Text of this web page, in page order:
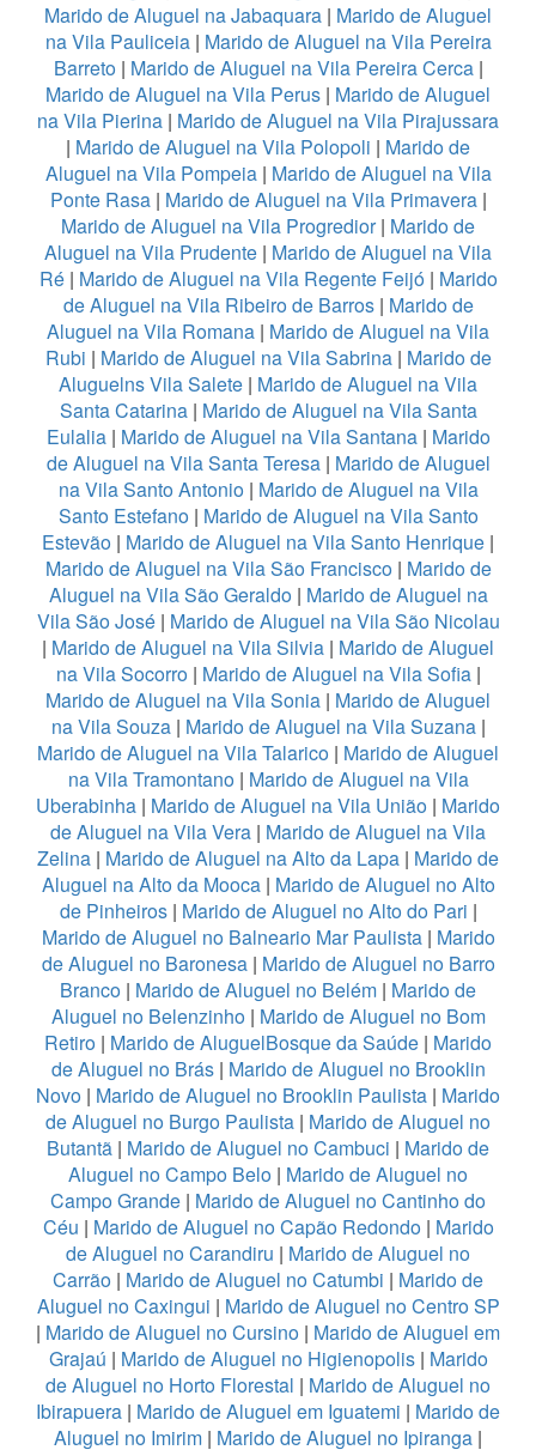
Marido de Aluguel na Jabaquara | Marido de Aluguel
na Vila Pauliceia| Marido de Aluguel na Vila Pereira
Barreto| Marido de Aluguel na Vila Pereira Cerca|
Marido de Aluguel na Vila Perus | Marido de Aluguel
na Vila Pierina | Marido de Aluguel na Vila Pirajussara
| Marido de Aluguel na Vila Polopoli | Marido de
Aluguel na Vila Pompeia| Marido de Aluguel na Vila
Ponte Rasa| Marido de Aluguel na Vila Primavera|
Marido de Aluguel na Vila Progredior| Marido de
Aluguel na Vila Prudente | Marido de Aluguel na Vila
Ré| Marido de Aluguel na Vila Regente Feijó| Marido
de Aluguel na Vila Ribeiro de Barros| Marido de
Aluguel na Vila Romana | Marido de Aluguel na Vila
Rubi | Marido de Aluguel na Vila Sabrina| Marido de
Aluguelns Vila Salete | Marido de Aluguel na Vila
Santa Catarina| Marido de Aluguel na Vila Santa
Eulalia| Marido de Aluguel na Vila Santana| Marido
de Aluguel na Vila Santa Teresa| Marido de Aluguel
na Vila Santo Antonio| Marido de Aluguel na Vila
Santo Estefano| Marido de Aluguel na Vila Santo
Estevão | Marido de Aluguel na Vila Santo Henrique |
Marido de Aluguel na Vila São Francisco| Marido de
Aluguel na Vila São Geraldo| Marido de Aluguel na
Vila São José| Marido de Aluguel na Vila São Nicolau
| Marido de Aluguel na Vila Silvia | Marido de Aluguel
na Vila Socorro| Marido de Aluguel na Vila Sofia|
Marido de Aluguel na Vila Sonia | Marido de Aluguel
na Vila Souza| Marido de Aluguel na Vila Suzana|
Marido de Aluguel na Vila Talarico | Marido de Aluguel
na Vila Tramontano| Marido de Aluguel na Vila
Uberabinha | Marido de Aluguel na Vila União | Marido
de Aluguel na Vila Vera | Marido de Aluguel na Vila
Zelina | Marido de Aluguel na Alto da Lapa | Marido de
Aluguel na Alto da Mooca| Marido de Aluguel no Alto
de Pinheiros| Marido de Aluguel no Alto do Pari |
Marido de Aluguel no Balneario Mar Paulista| Marido
de Aluguel no Baronesa| Marido de Aluguel no Barro
Branco | Marido de Aluguel no Belém | Marido de
Aluguel no Belenzinho| Marido de Aluguel no Bom
Retiro | Marido de AluguelBosque da Saúde | Marido
de Aluguel no Brás| Marido de Aluguel no Brooklin
Novo | Marido de Aluguel no Brooklin Paulista | Marido
de Aluguel no Burgo Paulista | Marido de Aluguel no
Butantã | Marido de Aluguel no Cambuci | Marido de
Aluguel no Campo Belo | Marido de Aluguel no
Campo Grande | Marido de Aluguel no Cantinho do
Céu | Marido de Aluguel no Capão Redondo| Marido
de Aluguel no Carandiru | Marido de Aluguel no
Carrão | Marido de Aluguel no Catumbi | Marido de
Aluguel no Caxingui | Marido de Aluguel no Centro SP
| Marido de Aluguel no Cursino | Marido de Aluguel em
Grajaú | Marido de Aluguel no Higienopolis| Marido
de Aluguel no Horto Florestal | Marido de Aluguel no
Ibirapuera | Marido de Aluguel em Iguatemi | Marido de
Aluguel no Imirim | Marido de Aluguel no Ipiranga |